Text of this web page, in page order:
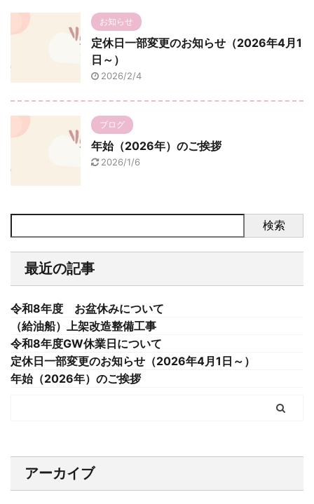
お知らせ
定休日一部変更のお知らせ（2026年4月1
日～）
2026/2/4
ブログ
年始（2026年）のご挨拶
2026/1/6
検索
最近の記事
令和8年度 お盆休みについて
（給油船）上架改造整備工事
令和8年度GW休業日について
定休日一部変更のお知らせ（2026年4月1日～）
年始（2026年）のご挨拶
アーカイブ